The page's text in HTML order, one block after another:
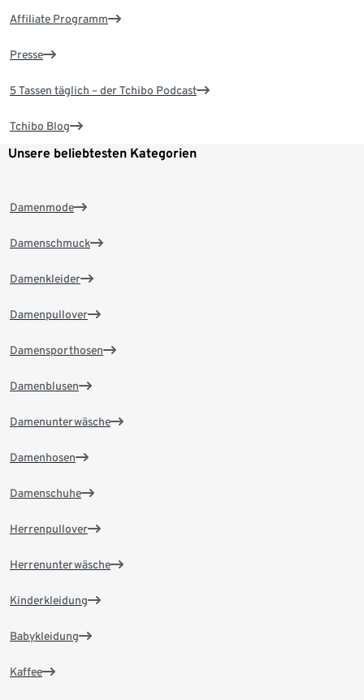
Affiliate Programm
Presse
5 Tassen täglich – der Tchibo Podcast
Tchibo Blog
Unsere beliebtesten Kategorien
Damenmode
Damenschmuck
Damenkleider
Damenpullover
Damensporthosen
Damenblusen
Damenunterwäsche
Damenhosen
Damenschuhe
Herrenpullover
Herrenunterwäsche
Kinderkleidung
Babykleidung
Kaffee